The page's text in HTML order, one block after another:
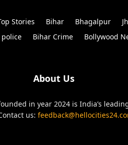
Stories Bihar Bhagalpur
Bihar Crime Bollywood
About Us
in year 2024 is India’s
us: